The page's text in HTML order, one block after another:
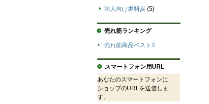
法人向け燃料炭 (5)
売れ筋ランキング
売れ筋商品ベスト3
スマートフォン用URL
あなたのスマートフォンに
ショップのURLを送信しま
す。